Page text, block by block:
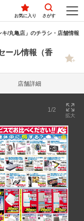
お気に入り さがす
キ/丸亀店」のチラシ・店舗情報
ール情報（香
店舗詳細
1/2
拡大